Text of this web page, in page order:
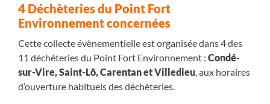
4 Déchèteries du Point Fort
Environnement concernées
Cette collecte évènementielle est organisée dans 4 des
11 déchèteries du Point Fort Environnement : Condé-
sur-Vire, Saint-Lô, Carentan et Villedieu , aux horaires
d’ouverture habituels des déchèteries.